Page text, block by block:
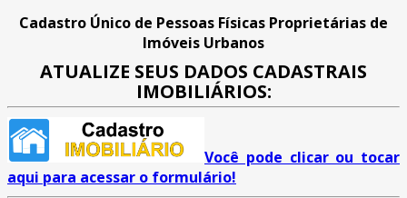
Cadastro Único de Pessoas Físicas Proprietárias de
Imóveis Urbanos
ATUALIZE SEUS DADOS CADASTRAIS
IMOBILIÁRIOS:
Você pode clicar ou tocar
aqui para acessar o formulário!